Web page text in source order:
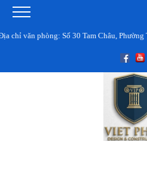
Số 30 Tam Châu, Phường Tam Phú,